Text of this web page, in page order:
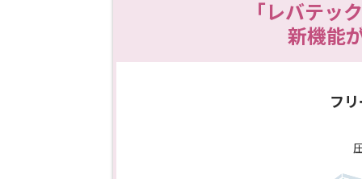
「レバテッ
新機能
フ